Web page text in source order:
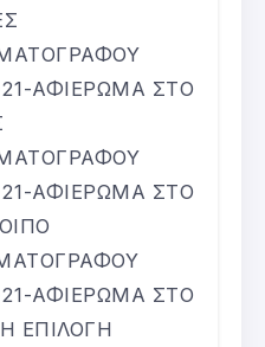
ΑΦΙΕΡΩΜΑ ΣΤΟ
ΑΦΙΕΡΩΜΑ ΣΤΟ
ΑΦΙΕΡΩΜΑ ΣΤΟ
ΕΠΙΛΟΓΗ